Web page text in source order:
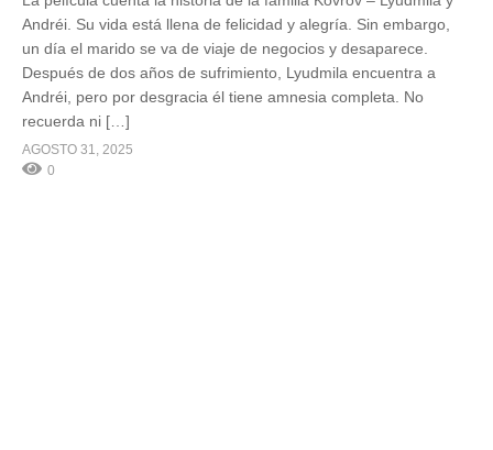
Andréi. Su vida está llena de felicidad y alegría. Sin embargo,
un día el marido se va de viaje de negocios y desaparece.
Después de dos años de sufrimiento, Lyudmila encuentra a
Andréi, pero por desgracia él tiene amnesia completa. No
recuerda ni […]
AGOSTO 31, 2025
0